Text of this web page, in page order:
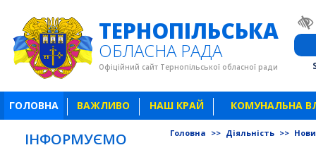
ТЕРНОПІЛЬСЬКА
ОБЛАСНА РАДА
Офіційний сайт Тернопільської обласної ради
ГОЛОВНА ВАЖЛИВО НАШ КРАЙ КОМУНАЛЬНА
ІНФОРМУЄМО Головна >> Діяльність >>